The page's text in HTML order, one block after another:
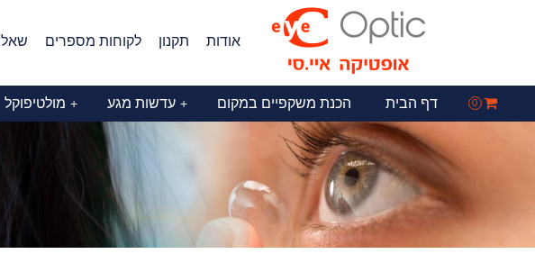
אודות תקנון לקוחות מספרים
0 דף הבית הכנת משקפיים במקום עדשות מגע + מולטיפוקל +